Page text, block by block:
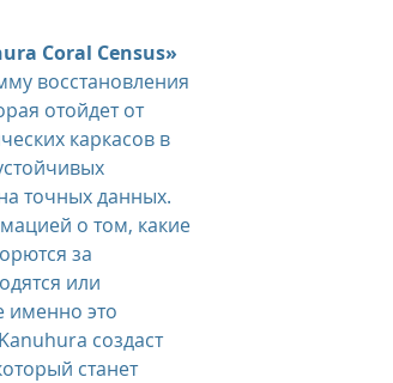
Coral Census»
восстановления
отойдет от
каркасов в
точных данных.
о том, какие
за
или
именно это
создаст
станет